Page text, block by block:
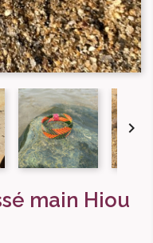

main Hiou